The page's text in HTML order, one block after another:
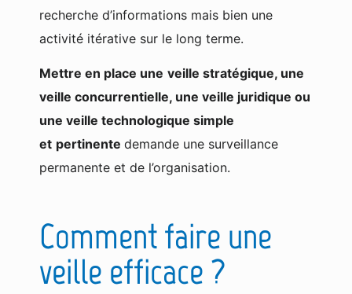
recherche d’informations mais bien une
activité itérative sur le long terme.
Mettre en place une veille stratégique, une
veille concurrentielle, une veille juridique ou
une veille technologique simple
et pertinente demande une surveillance
permanente et de l’organisation.
Comment faire une
veille efficace ?